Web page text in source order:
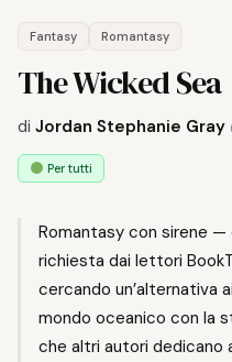
Fantasy Romantasy
The Wicked Sea
di Jordan Stephanie Gray
Per tutti
Romantasy con sirene
richiesta dai lettori
cercando un’alternativa
mondo oceanico con la
che altri autori